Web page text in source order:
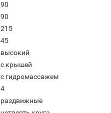
90
90
215
45
высокий
с крышей
с гидромассажем
4
раздвижные